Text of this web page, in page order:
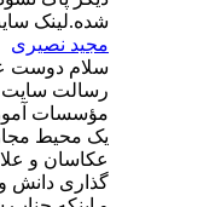
شده.لینک
مجید نصیری
سلام دوست
رسالت سایت
مؤسسات
یک محیط
عکاسان و
گذاری دانش